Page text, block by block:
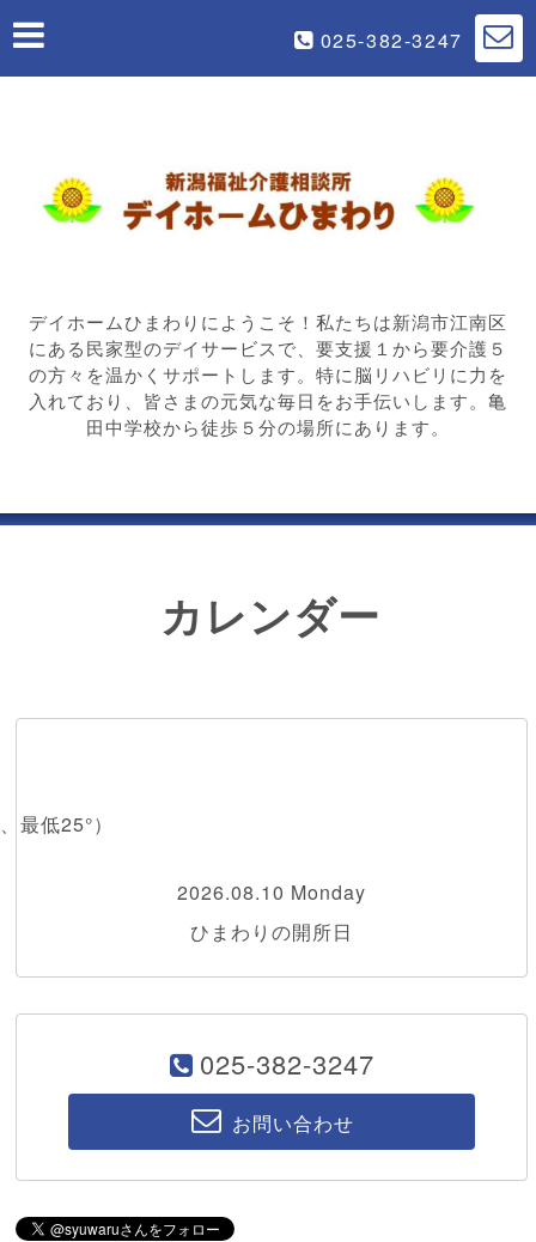
025-382-3247
デイホームひまわりにようこそ！私たちは新潟市江南区
にある民家型のデイサービスで、要支援１から要介護５
の方々を温かくサポートします。特に脳リハビリに力を
入れており、皆さまの元気な毎日をお手伝いします。亀
田中学校から徒歩５分の場所にあります。
カレンダー
低25°）
2026.08.10 Monday
ひまわりの開所日
025-382-3247
お問い合わせ